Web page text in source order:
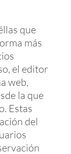
que
más
el editor
web,
la que
Estas
del